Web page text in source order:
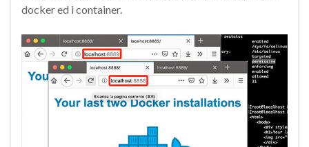
docker ed i container.